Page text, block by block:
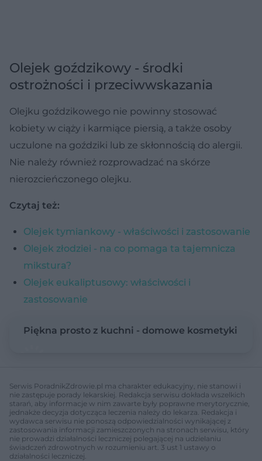
Olejek goździkowy - środki
ostrożności i przeciwwskazania
Olejku goździkowego nie powinny stosować
kobiety w ciąży i karmiące piersią, a także osoby
uczulone na goździki lub ze skłonnością do alergii.
Nie należy również rozprowadzać na skórze
nierozcieńczonego olejku.
Czytaj też:
Olejek tymiankowy - właściwości i zastosowanie
Olejek złodziei - na co pomaga ta tajemnicza
mikstura?
Olejek eukaliptusowy: właściwości i
zastosowanie
Piękna prosto z kuchni - domowe kosmetyki
Serwis PoradnikZdrowie.pl ma charakter edukacyjny, nie stanowi i
nie zastępuje porady lekarskiej. Redakcja serwisu dokłada wszelkich
starań, aby informacje w nim zawarte były poprawne merytorycznie,
jednakże decyzja dotycząca leczenia należy do lekarza. Redakcja i
wydawca serwisu nie ponoszą odpowiedzialności wynikającej z
zastosowania informacji zamieszczonych na stronach serwisu, który
nie prowadzi działalności leczniczej polegającej na udzielaniu
świadczeń zdrowotnych w rozumieniu art. 3 ust 1 ustawy o
działalności leczniczej.